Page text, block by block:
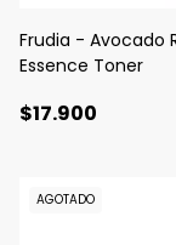
Frudia - Avocado
Essence Toner
$17.900
AGOTADO